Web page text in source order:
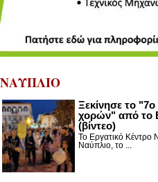
ΝΑΥΠΛΙΟ
Ξεκίνησε το
χορών" από το
(βίντεο)
Το Εργατικό Κέντρο
Ναύπλιο, το ...